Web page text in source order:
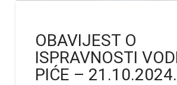
OBAVIJEST O
ISPRAVNOSTI
PIĆE – 21.10.2024.